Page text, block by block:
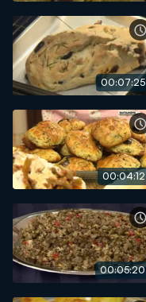
00:07:25
00:04:12
00:05:20